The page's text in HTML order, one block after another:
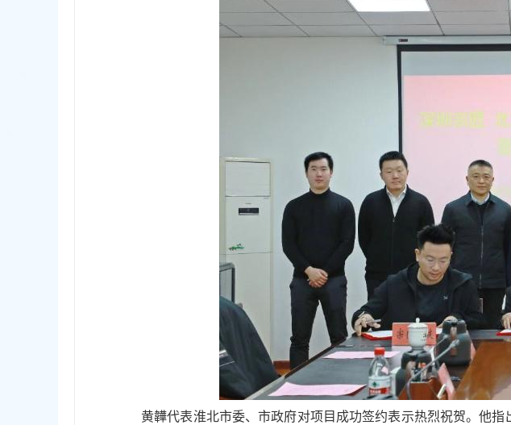
黄韡代表淮北市委、市政府对项目成功签约表示热烈祝贺。他